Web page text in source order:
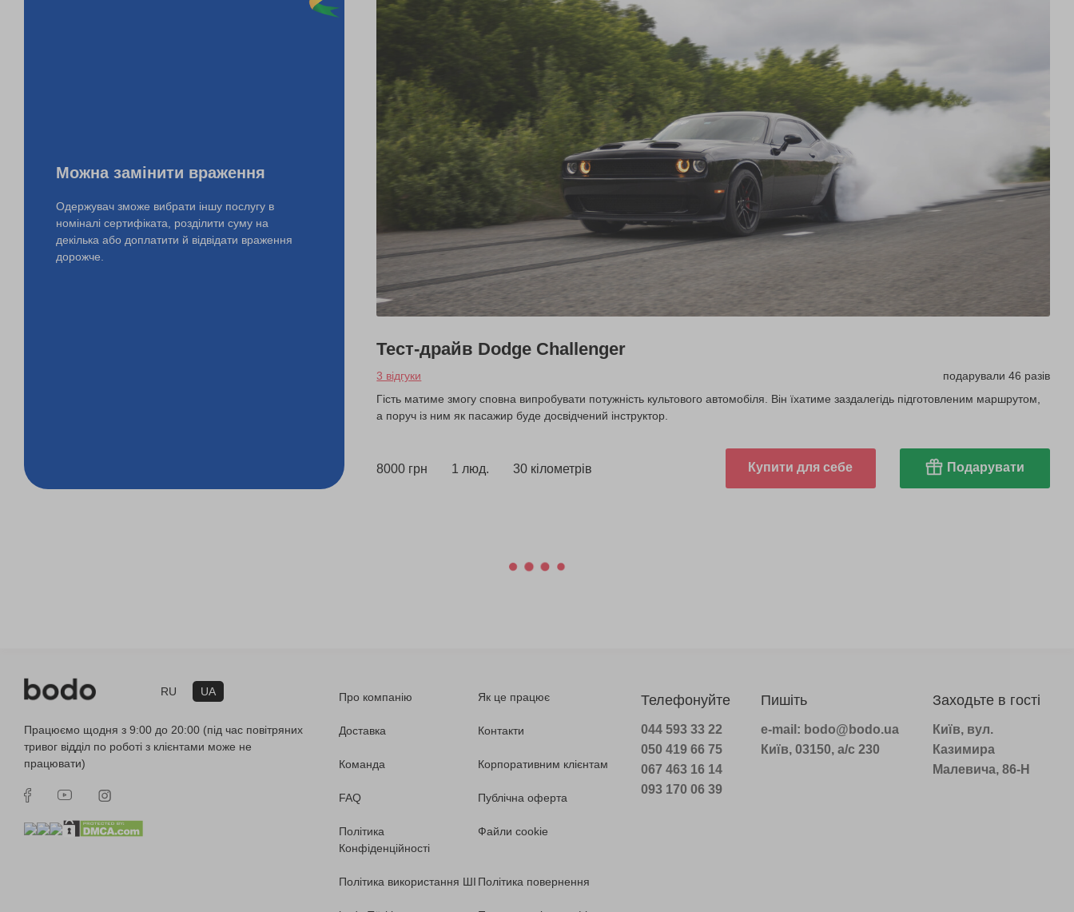
Можна замінити враження
Одержувач зможе вибрати іншу послугу в
номіналі сертифіката, розділити суму на
декілька або доплатити й відвідати враження
дорожче.
Тест-драйв Dodge Challenger
3 відгуки
подарували 46 разів
Гість матиме змогу сповна випробувати потужність культового автомобіля. Він їхатиме заздалегідь підготовленим маршрутом,
а поруч із ним як пасажир буде досвідчений інструктор.
8000 грн 1 люд. 30 кілометрів Купити для себе Подарувати
RU UA
Працюємо щодня з 9:00 до 20:00 (під час повітряних
тривог відділ по роботі з клієнтами може не
працювати)
Про компанію Як це працює
Доставка Контакти
Команда Корпоративним клієнтам
FAQ Публічна оферта
Політика
Конфіденційності
Файли cookie
Політика використання ШІ Політика повернення
Телефонуйте
044 593 33 22
050 419 66 75
067 463 16 14
093 170 06 39
Пишіть
e-mail: bodo@bodo.ua
Київ, 03150, а/с 230
Заходьте в гості
Київ, вул.
Казимира
Малевича, 86-Н